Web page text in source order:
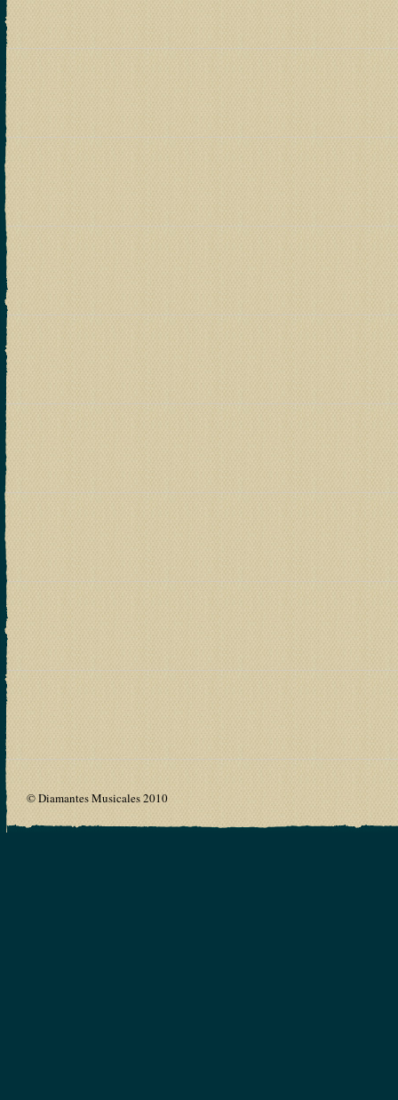
© Diamantes Musicales 2010